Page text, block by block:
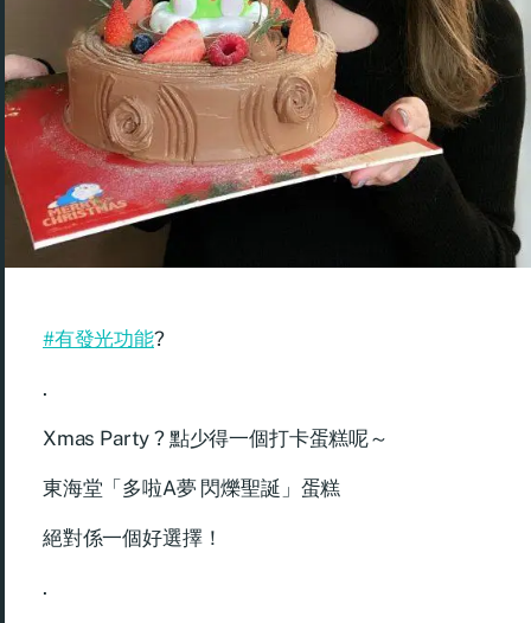
#有發光功能?
.
Xmas Party ? 點少得一個打卡蛋糕呢～
東海堂「多啦A夢 閃爍聖誕」蛋糕
絕對係一個好選擇！
.